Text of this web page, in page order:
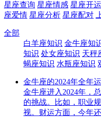
星座查询 星座情感 星座开运
座爱情 星座分析 星座配对
全部
白羊座知识 金牛座知
知识 处女座知识 天秤
蝎座知识 水瓶座知识
金牛座的2024年全年
金牛座进入2024年，
的挑战。比如，职业
视。财运方面，今年